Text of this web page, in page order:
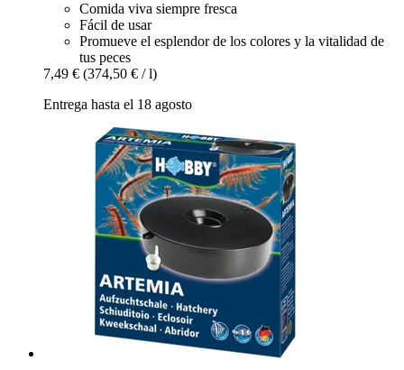
Comida viva siempre fresca
Fácil de usar
Promueve el esplendor de los colores y la vitalidad de
tus peces
7,49 € (374,50 € / l)
Entrega hasta el 18 agosto